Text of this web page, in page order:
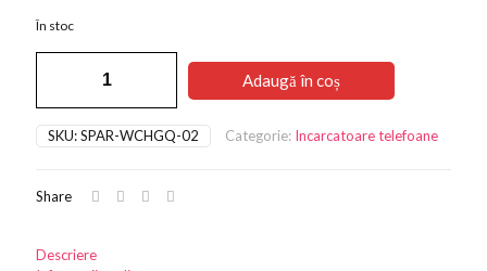
a
fost:
24,36 lei.
20,16 lei.
În stoc
Spacer,
Quick
Qi,
Type-
C,
Adaugă în coș
SKU:SPAR-WCHGQ-02 Categorie: Incarcatoare telefoane
Share
Descriere